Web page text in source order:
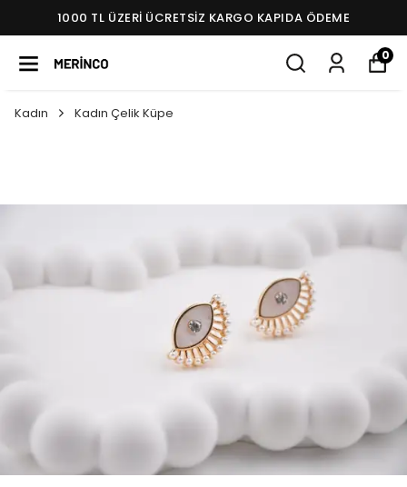
1000 TL ÜZERI ÜCRETSIZ KARGO KAPIDA ÖDEME
0
Kadın Kadın Çelik Küpe